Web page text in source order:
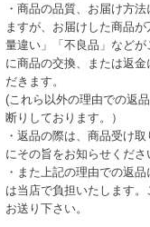
・商品の品質、お届け方
ますが、お届けした商品
量違い」「不良品」など
に商品の交換、または返
だきます。
(これら以外の理由での返
断りしております。）
・返品の際は、商品受け
にその旨をお知らせくださ
・また上記の理由での返
は当店で負担いたします
お送り下さい。